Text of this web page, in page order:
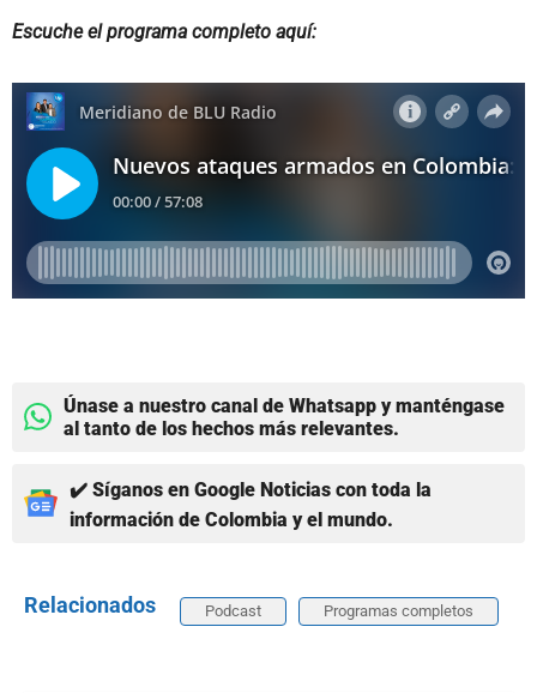
Escuche el programa completo aquí:
Únase a nuestro canal de Whatsapp y manténgase
al tanto de los hechos más relevantes.
✔️ Síganos en Google Noticias con toda la
información de Colombia y el mundo.
Relacionados Podcast Programas completos